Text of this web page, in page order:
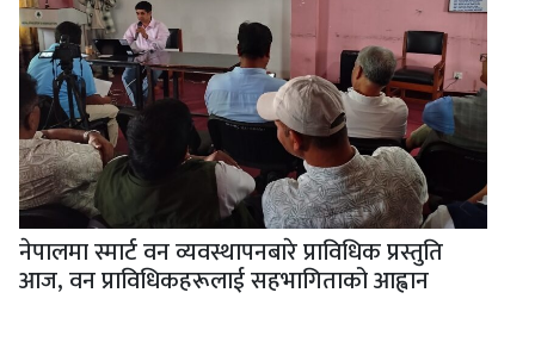
नेपालमा स्मार्ट वन व्यवस्थापनबारे प्राविधिक प्रस्तुति
आज, वन प्राविधिकहरूलाई सहभागिताको आह्वान